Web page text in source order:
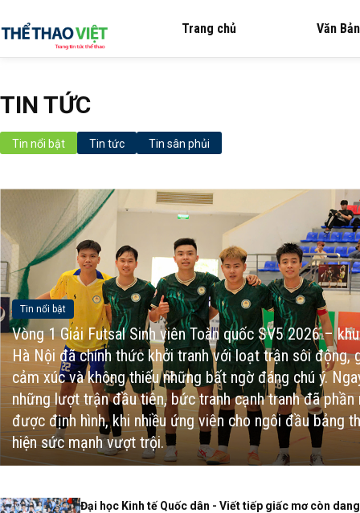
Trang chủ Văn Bản
TIN TỨC
Tin nổi bật Tin tức Tin sân phủi
Tin nổi bật
Vòng 1 Giải Futsal Sinh viên Toàn quốc SV5 2026 –
Hà Nội đã chính thức khởi tranh với loạt trận sôi động,
cảm xúc và không thiếu những bất ngờ đáng chú ý.
những lượt trận đầu tiên, bức tranh cạnh tranh đã phần
được định hình, khi nhiều ứng viên cho ngôi đầu bảng
hiện sức mạnh vượt trội.
Đại học Kinh tế Quốc dân - Viết tiếp giấc mơ còn